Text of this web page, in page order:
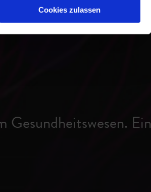
Cookies zulassen
Gesundheitswesen. Ein